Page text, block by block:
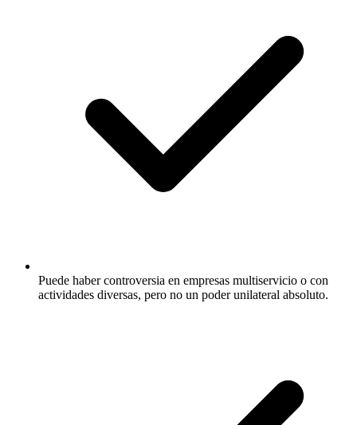
Puede haber controversia en empresas multiservicio o con
actividades diversas, pero no un poder unilateral absoluto.